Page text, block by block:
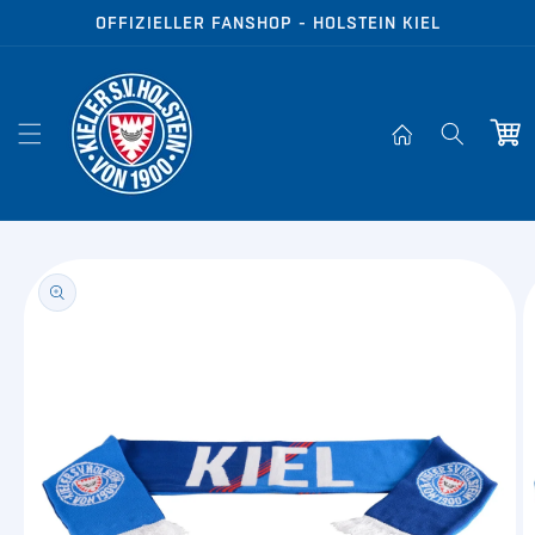
Direkt zumOFFIZIELLER FANSHOP - HOLSTEIN KIEL